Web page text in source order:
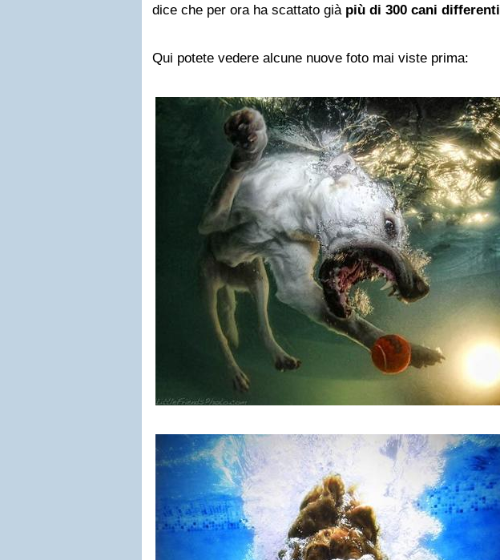
dice che per ora ha scattato già più di 300 cani differenti
Qui potete vedere alcune nuove foto mai viste prima: